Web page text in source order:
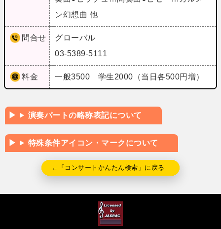
ン幻想曲 他
問合せ
グローバル
03-5389-5111
料金 一般3500 学生2000（当日各500円増）
演奏パートの略称表記について
特殊条件アイコン・マークについて
←「コンサートかんたん検索」に戻る